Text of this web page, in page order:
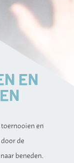
EN
en
de
beneden.